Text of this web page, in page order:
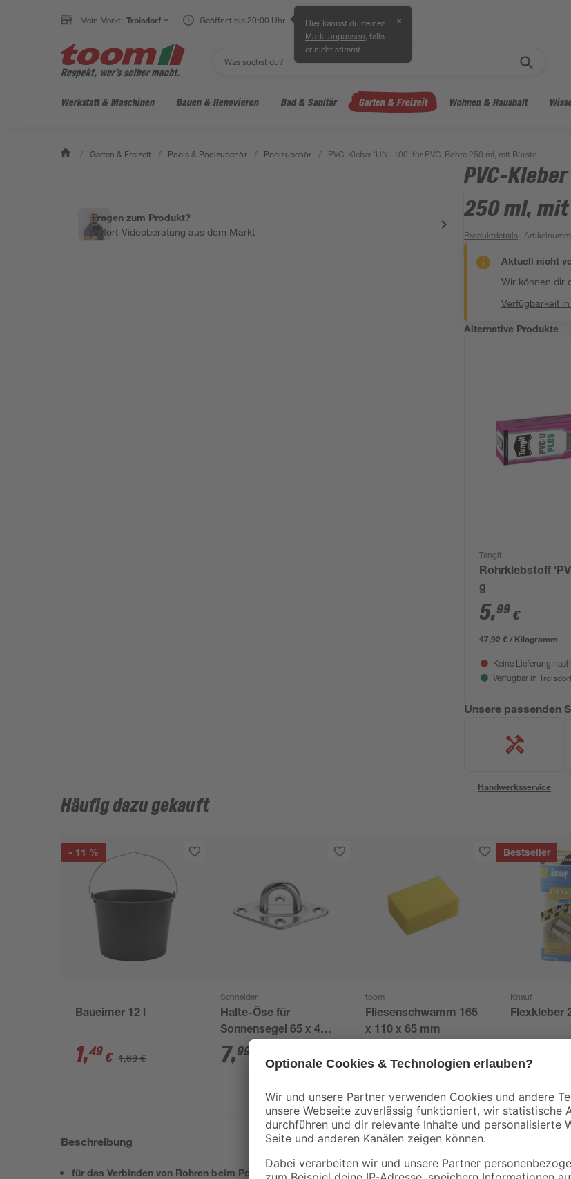
Mein Markt: Troisdorf Geöffnet bis 20:00 Uhr Hier kannst du deinen
Markt anpassen , falls
er nicht stimmt.
✕
Werkstatt & Maschinen Bauen & Renovieren Bad & Sanitär Garten & Freizeit Wohnen & Haushalt
/ Garten & Freizeit / Pools & Poolzubehör / Poolzubehör / PVC-Kleber 'UNI-100' für PVC-Rohre 250 ml, mit Bürste
Fragen zum Produkt?
Sofort-Videoberatung aus dem Markt
PVC-
250 ml,
Produktdetails |
Aktuell nicht
Wir können dir
Verfügbarkeit
Alternative Produkte
Tangit
Rohrklebstoff
g
5,99 €
47,92 € / Kilogramm
Keine Lieferung
Verfügbar in
Unsere passenden
Handwerksservice
Häufig dazu gekauft
- 11 %
Baueimer 12 l
1,49 € 1,69 €
Schneider
Halte-Öse für
Sonnensegel 65 x 40 x
28 mm
7,99
toom
Fliesenschwamm 165
x 110 x 65 mm
3 , €
Bestseller
Knauf
Flexkleber
25
Beschreibung
für das Verbinden von Rohren beim Poolbau
Der PVC-Kleber 'UNI-